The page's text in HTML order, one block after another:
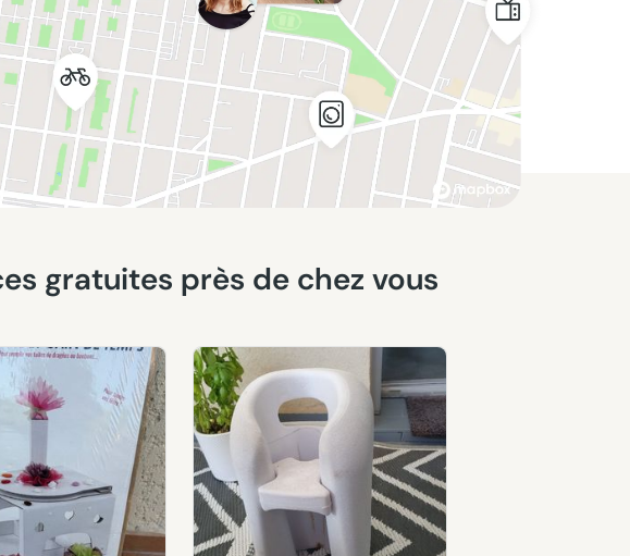
gratuites près de chez vous